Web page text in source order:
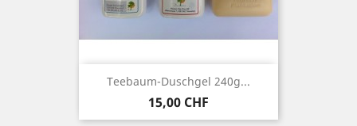
Teebaum-Duschgel 240g...
Preis
15,00 CHF